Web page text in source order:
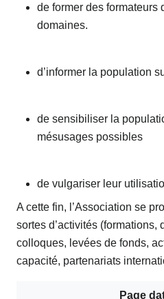
de former des formateurs
domaines.
d’informer la population
de sensibiliser la
mésusages possibles
de vulgariser leur
A cette fin, l’Association se
sortes d’activités (formations,
colloques, levées de fonds,
capacité, partenariats
Page